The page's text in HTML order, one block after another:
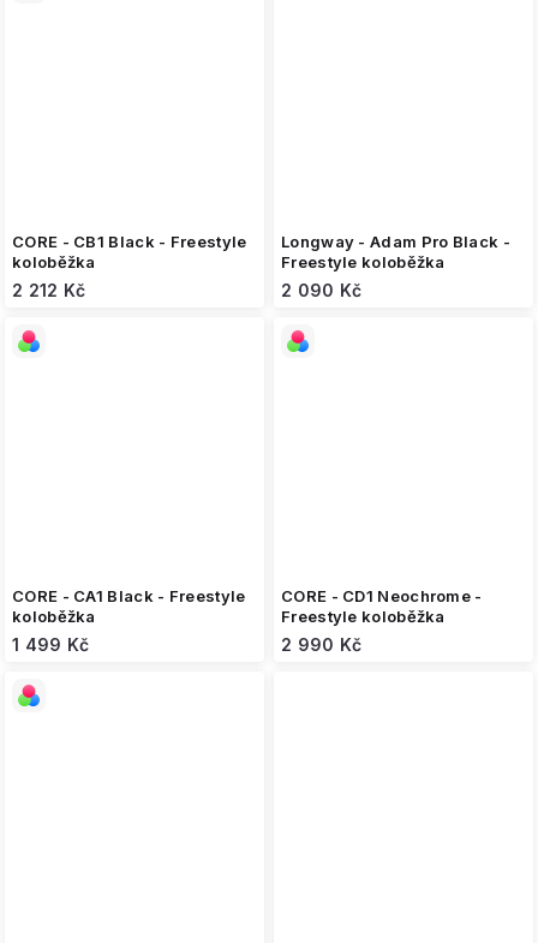
CORE - CB1 Black - Freestyle
koloběžka
2 212 Kč
Longway - Adam Pro Black -
Freestyle koloběžka
2 090 Kč
CORE - CA1 Black - Freestyle
koloběžka
1 499 Kč
CORE - CD1 Neochrome -
Freestyle koloběžka
2 990 Kč